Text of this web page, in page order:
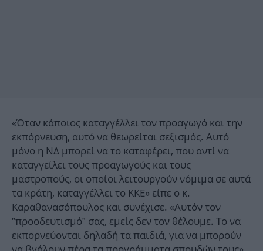
«Όταν κάποιος καταγγέλλει τον προαγωγό και την
εκπόρνευση, αυτό να θεωρείται σεξισμός. Αυτό
μόνο η ΝΔ μπορεί να το καταφέρει, που αντί να
καταγγείλει τους προαγωγούς και τους
μαστροπούς, οι οποίοι λειτουργούν νόμιμα σε αυτά
τα κράτη, καταγγέλλει το ΚΚΕ» είπε ο κ.
Καραθανασόπουλος και συνέχισε. «Αυτόν τον
”προοδευτισμό” σας, εμείς δεν τον θέλουμε. Το να
εκπορνεύονται δηλαδή τα παιδιά, για να μπορούν